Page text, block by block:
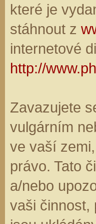
které je
stáhnout z
internetové
http://
Zavazujete
vulgárním
ve vaší
právo. Tato
a/nebo
vaši činnost,